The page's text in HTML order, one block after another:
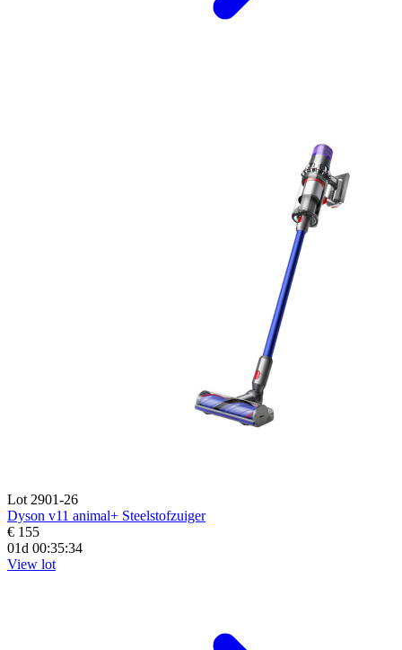
Lot 2901-26
Dyson v11 animal+ Steelstofzuiger
€ 155
01d 00:35:33
View lot